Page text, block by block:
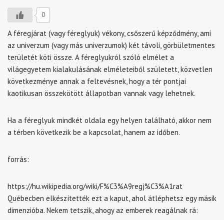
0
A féregjárat (vagy féreglyuk) vékony, csőszerű képződmény, ami
az univerzum (vagy más univerzumok) két távoli, görbületmentes
területét köti össze. A féreglyukról szóló elmélet a
világegyetem kialakulásának elméleteiből született, közvetlen
következménye annak a feltevésnek, hogy a tér pontjai
kaotikusan összekötött állapotban vannak vagy lehetnek.
Ha a féreglyuk mindkét oldala egy helyen található, akkor nem
a térben következik be a kapcsolat, hanem az időben.
forrás:
https://hu.wikipedia.org/wiki/F%C3%A9regj%C3%A1rat
Québecben elkészítették ezt a kaput, ahol átléphetsz egy másik
dimenzióba. Nekem tetszik, ahogy az emberek reagálnak rá: